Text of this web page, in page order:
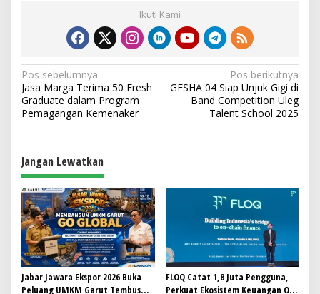
Ikuti Kami
N
a
v
g
a
s
i
p
o
s
Pos sebelumnya
Jasa Marga Terima 50 Fresh
Graduate dalam Program
Pemagangan Kemenaker
Pos berikutnya
GESHA 04 Siap Unjuk Gigi di
Band Competition Uleg
Talent School 2025
Jangan Lewatkan
Jabar Jawara Ekspor 2026 Buka
Peluang UMKM Garut Tembus
FLOQ Catat 1,8 Juta Pengguna,
Perkuat Ekosistem Keuangan On-